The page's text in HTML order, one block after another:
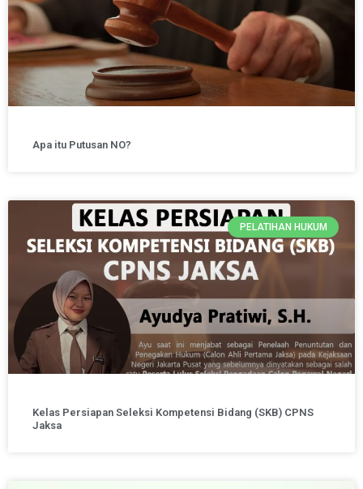
Apa itu Putusan NO?
PELATIHAN HUKUM
Kelas Persiapan Seleksi Kompetensi Bidang (SKB) CPNS
Jaksa